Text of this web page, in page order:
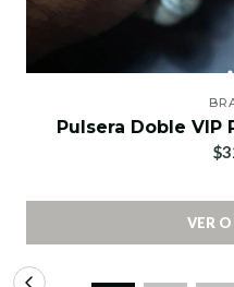
Pulsera Doble VIP
VER